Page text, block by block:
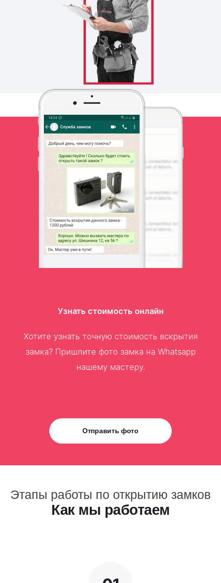
Узнать стоимость онлайн
Хотите узнать точную стоимость вскрытия
замка? Пришлите фото замка на Whatsapp
нашему мастеру.
Отправить фото
Этапы работы по открытию замков
Как мы работаем